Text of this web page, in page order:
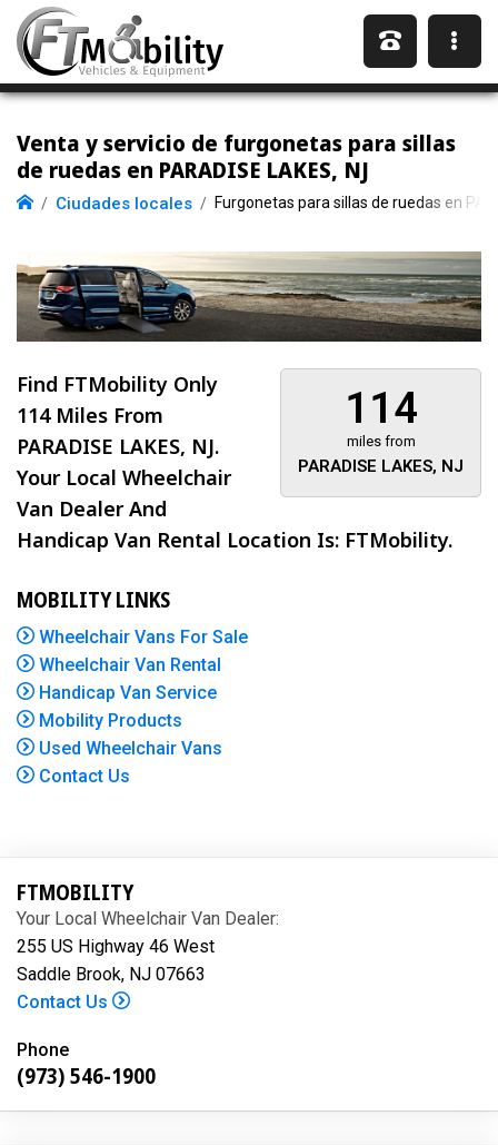
Venta y servicio de furgonetas para sillas
de ruedas en PARADISE LAKES, NJ
Ciudades locales Furgonetas para sillas de ruedas en
114
miles from
PARADISE LAKES, NJ
Find FTMobility Only
114 Miles From
PARADISE LAKES, NJ.
Your Local Wheelchair
Van Dealer And
Handicap Van Rental Location Is: FTMobility.
MOBILITY LINKS
Wheelchair Vans For Sale
Wheelchair Van Rental
Handicap Van Service
Mobility Products
Used Wheelchair Vans
Contact Us
FTMOBILITY
Your Local Wheelchair Van Dealer:
255 US Highway 46 West
Saddle Brook, NJ 07663
Contact Us
Phone
(973) 546-1900